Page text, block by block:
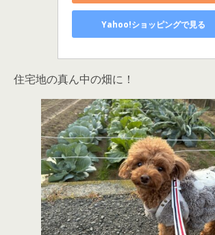
Yahoo!ショッピングで見る
住宅地の真ん中の畑に！